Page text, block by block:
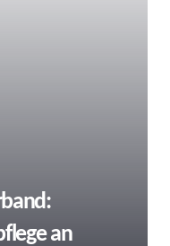
an